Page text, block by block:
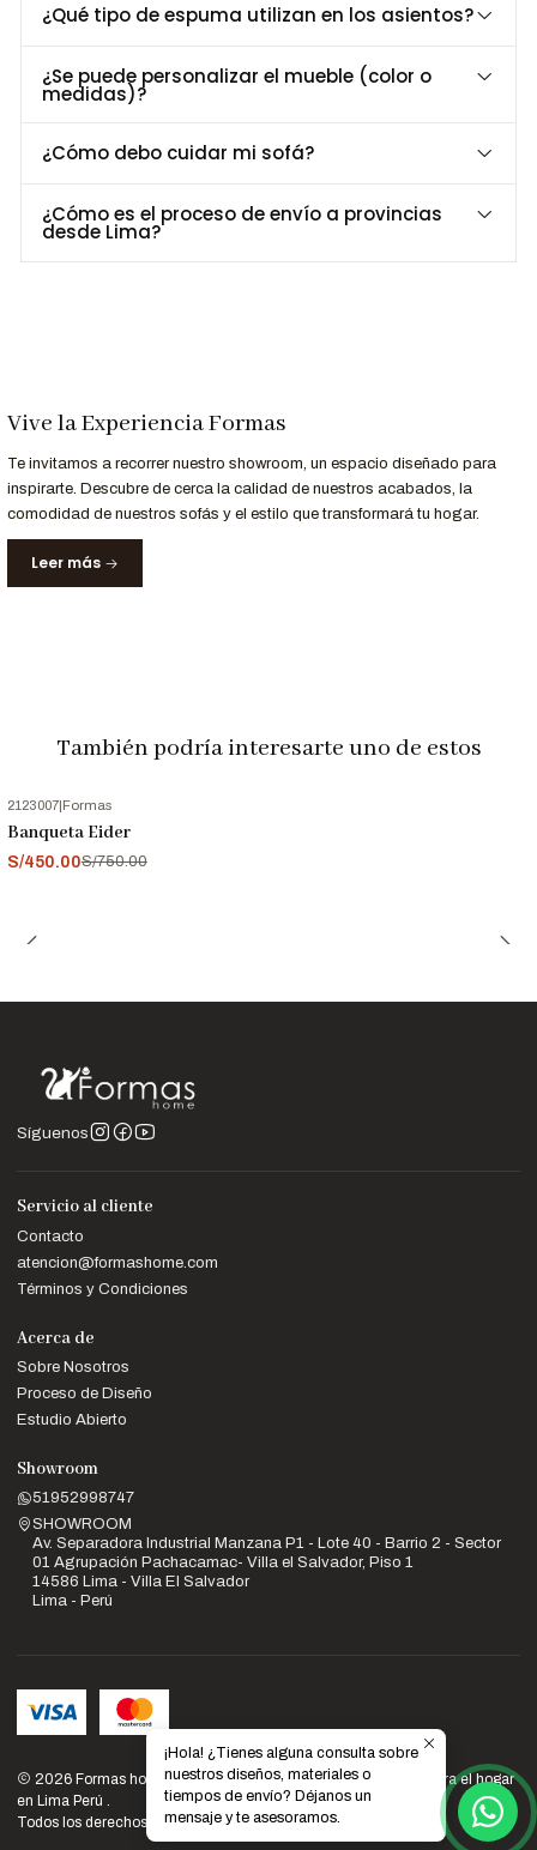
Material de baseMetal dorado brillante
Tapizado
Tela aterciopelada
Versatilidad y Estilo para Diversos Espacios
sofisticación.
Entrega y Garantía
Tiempo de entrega10 a 15 días laborables.
Garantía
12 meses en estructura y materiales.
Dale un toque de lujo y confort a tu espacio con la Butaca
Alan. Encuéntrala en Formas Home.
¿Qué tipo de espuma utilizan en los asientos?
¿Se puede personalizar el mueble (color o
medidas)?
¿Cómo debo cuidar mi sofá?
¿Cómo es el proceso de envío a provincias
desde Lima?
Vive la Experiencia Formas
Te invitamos a recorrer nuestro showroom, un espacio diseñado para
inspirarte. Descubre de cerca la calidad de nuestros acabados, la
comodidad de nuestros sofás y el estilo que transformará tu hogar.
Leer más
También podría interesarte uno de estos
OFF
2123007|Formas
Banqueta Eider
S/450.00S/750.00
Síguenos
Servicio al cliente
Contacto
atencion@formashome.com
Términos y Condiciones
Acerca de
Sobre Nosotros
Proceso de Diseño
Estudio Abierto
Showroom
51952998747
SHOWROOM
Av. Separadora Industrial Manzana P1 - Lote 40 - Barrio 2 - Sector
01 Agrupación Pachacamac- Villa el Salvador, Piso 1
14586 Lima - Villa El Salvador
Lima - Perú
2026 Formas home: Venta de muebles de diseño y calidad para el hogar
en Lima Perú .
Todos los derechos reservados.Desarrollado por Jumpseller .
¡Hola! ¿Tienes alguna consulta sobre
nuestros diseños, materiales o
tiempos de envío? Déjanos un
mensaje y te asesoramos.